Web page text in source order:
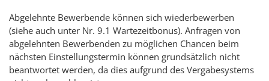
Abgelehnte Bewerbende können sich wiederbewerben
(siehe auch unter Nr. 9.1 Wartezeitbonus). Anfragen von
abgelehnten Bewerbenden zu möglichen Chancen beim
nächsten Einstellungstermin können grundsätzlich nicht
beantwortet werden, da dies aufgrund des Vergabesystems